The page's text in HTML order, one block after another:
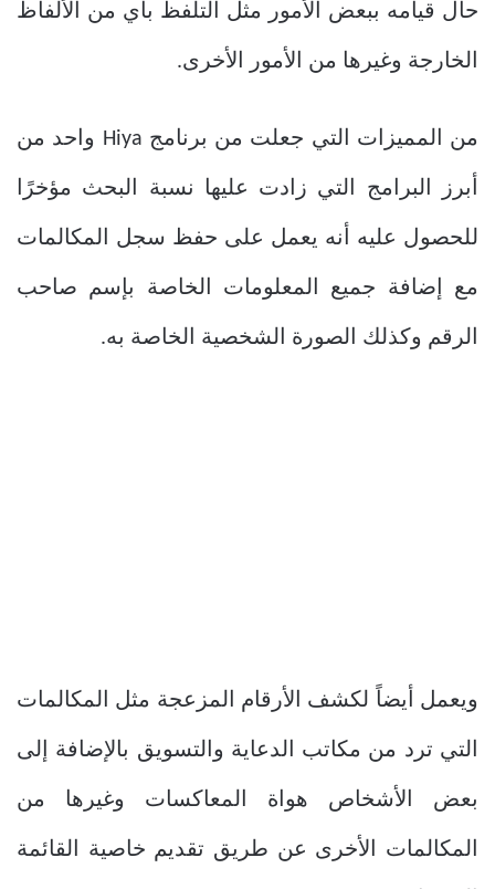
حال قيامه ببعض الأمور مثل التلفظ بأي من الألفاظ
الخارجة وغيرها من الأمور الأخرى.
من المميزات التي جعلت من برنامج Hiya واحد من
أبرز البرامج التي زادت عليها نسبة البحث مؤخرًا
للحصول عليه أنه يعمل على حفظ سجل المكالمات
مع إضافة جميع المعلومات الخاصة بإسم صاحب
الرقم وكذلك الصورة الشخصية الخاصة به.
ويعمل أيضاً لكشف الأرقام المزعجة مثل المكالمات
التي ترد من مكاتب الدعاية والتسويق بالإضافة إلى
بعض الأشخاص هواة المعاكسات وغيرها من
المكالمات الأخرى عن طريق تقديم خاصية القائمة